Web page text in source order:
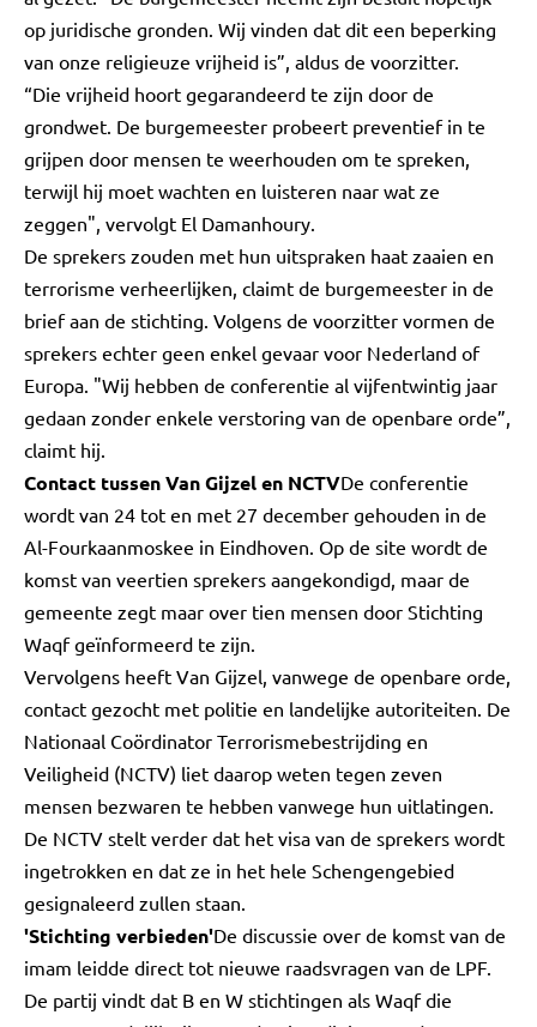
op juridische gronden. Wij vinden dat dit een beperking
van onze religieuze vrijheid is”, aldus de voorzitter.
“Die vrijheid hoort gegarandeerd te zijn door de
grondwet. De burgemeester probeert preventief in te
grijpen door mensen te weerhouden om te spreken,
terwijl hij moet wachten en luisteren naar wat ze
zeggen", vervolgt El Damanhoury.
De sprekers zouden met hun uitspraken haat zaaien en
terrorisme verheerlijken, claimt de burgemeester in de
brief aan de stichting. Volgens de voorzitter vormen de
sprekers echter geen enkel gevaar voor Nederland of
Europa. "Wij hebben de conferentie al vijfentwintig jaar
gedaan zonder enkele verstoring van de openbare orde”,
claimt hij.
Contact tussen Van Gijzel en NCTVDe conferentie
wordt van 24 tot en met 27 december gehouden in de
Al-Fourkaanmoskee in Eindhoven. Op de site wordt de
komst van veertien sprekers aangekondigd, maar de
gemeente zegt maar over tien mensen door Stichting
Waqf geïnformeerd te zijn.
Vervolgens heeft Van Gijzel, vanwege de openbare orde,
contact gezocht met politie en landelijke autoriteiten. De
Nationaal Coördinator Terrorismebestrijding en
Veiligheid (NCTV) liet daarop weten tegen zeven
mensen bezwaren te hebben vanwege hun uitlatingen.
De NCTV stelt verder dat het visa van de sprekers wordt
ingetrokken en dat ze in het hele Schengengebied
gesignaleerd zullen staan.
'Stichting verbieden'De discussie over de komst van de
imam leidde direct tot nieuwe raadsvragen van de LPF.
De partij vindt dat B en W stichtingen als Waqf die